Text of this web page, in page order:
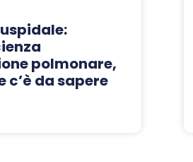
polmonare,
c’è da sapere